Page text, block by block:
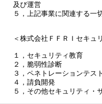
及び運営
５，上記事業に関連する一
＜株式会社ＦＦＲＩセキュ
１，セキュリティ教育
２，脆弱性診断
３，ペネトレーションテスト
４，請負開発
５，その他セキュリティ・